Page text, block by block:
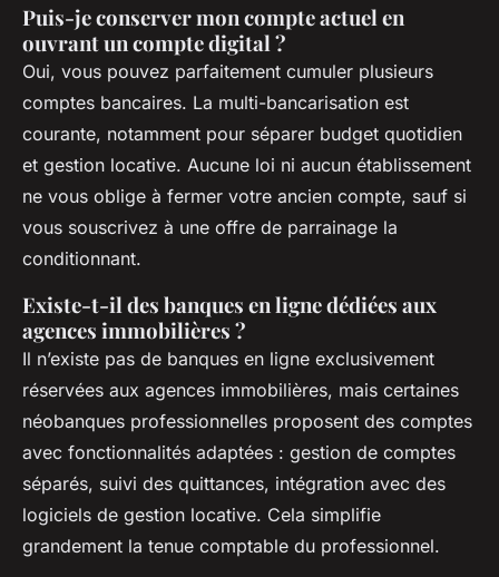
Puis-je conserver mon compte actuel en
ouvrant un compte digital ?
Oui, vous pouvez parfaitement cumuler plusieurs
comptes bancaires. La multi-bancarisation est
courante, notamment pour séparer budget quotidien
et gestion locative. Aucune loi ni aucun établissement
ne vous oblige à fermer votre ancien compte, sauf si
vous souscrivez à une offre de parrainage la
conditionnant.
Existe-t-il des banques en ligne dédiées aux
agences immobilières ?
Il n’existe pas de banques en ligne exclusivement
réservées aux agences immobilières, mais certaines
néobanques professionnelles proposent des comptes
avec fonctionnalités adaptées : gestion de comptes
séparés, suivi des quittances, intégration avec des
logiciels de gestion locative. Cela simplifie
grandement la tenue comptable du professionnel.